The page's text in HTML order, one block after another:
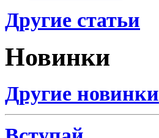
Другие статьи
Новинки
Другие новинки